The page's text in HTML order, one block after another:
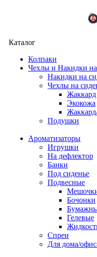
Каталог
Колпаки
Чехлы и Накидки на
Накидки на
Чехлы на
Жаккард
Экокожа
Подушки
Ароматизаторы
Игрушки
На дефлектор
Банки
Под сиденье
Подвесные
Бочонки
Гелевые
Спреи
Для дома/